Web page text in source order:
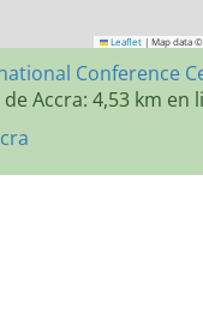
Leaflet | Map data ©
Conference
Accra: 4,53 km en